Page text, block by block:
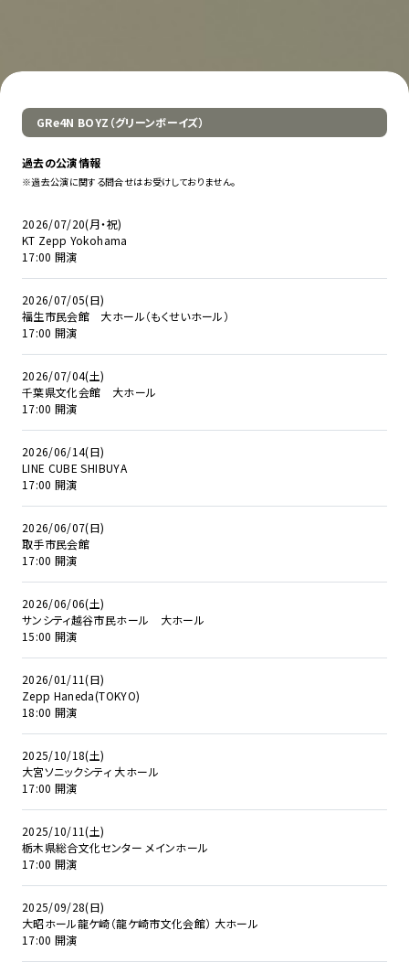
GRe4N BOYZ（グリーンボーイズ）
過去の公演情報
※過去公演に関する問合せはお受けしておりません。
2026/07/20(月・祝)
KT Zepp Yokohama
17:00 開演
2026/07/05(日)
福生市民会館 大ホール（もくせいホール）
17:00 開演
2026/07/04(土)
千葉県文化会館 大ホール
17:00 開演
2026/06/14(日)
LINE CUBE SHIBUYA
17:00 開演
2026/06/07(日)
取手市民会館
17:00 開演
2026/06/06(土)
サンシティ越谷市民ホール 大ホール
15:00 開演
2026/01/11(日)
Zepp Haneda(TOKYO)
18:00 開演
2025/10/18(土)
大宮ソニックシティ 大ホール
17:00 開演
2025/10/11(土)
栃木県総合文化センター メインホール
17:00 開演
2025/09/28(日)
大昭ホール龍ケ崎（龍ケ崎市文化会館） 大ホール
17:00 開演